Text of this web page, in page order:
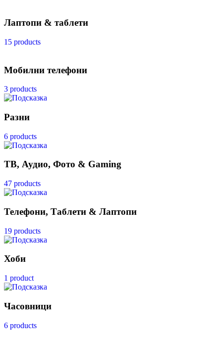
Лаптопи & таблети
15 products
Мобилни телефони
3 products
Разни
6 products
ТВ, Аудио, Фото & Gaming
47 products
Телефони, Таблети & Лаптопи
19 products
Хоби
1 product
Часовници
6 products